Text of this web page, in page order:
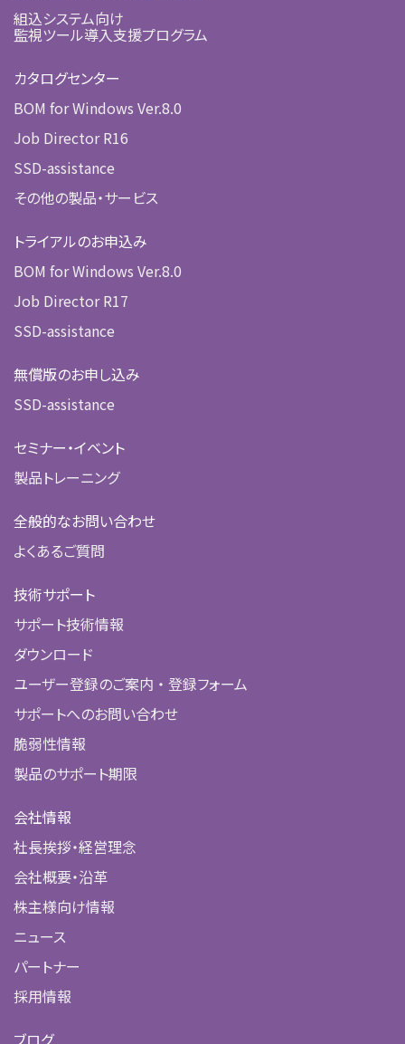
組込システム向け
監視ツール導入支援プログラム
カタログセンター
BOM for Windows Ver.8.0
Job Director R16
SSD-assistance
その他の製品・サービス
トライアルのお申込み
BOM for Windows Ver.8.0
Job Director R17
SSD-assistance
無償版のお申し込み
SSD-assistance
セミナー・イベント
製品トレーニング
全般的なお問い合わせ
よくあるご質問
技術サポート
サポート技術情報
ダウンロード
ユーザー登録のご案内 ・ 登録フォーム
サポートへのお問い合わせ
脆弱性情報
製品のサポート期限
会社情報
社長挨拶・経営理念
会社概要・沿革
株主様向け情報
ニュース
パートナー
採用情報
ブログ